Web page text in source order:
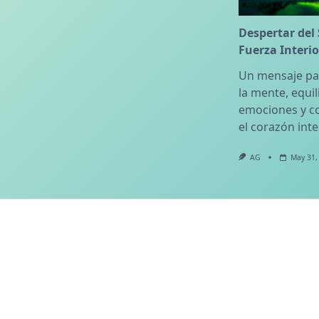
Despertar del
Fuerza
Un mensaje
la mente,
emociones y
el corazón
AG May